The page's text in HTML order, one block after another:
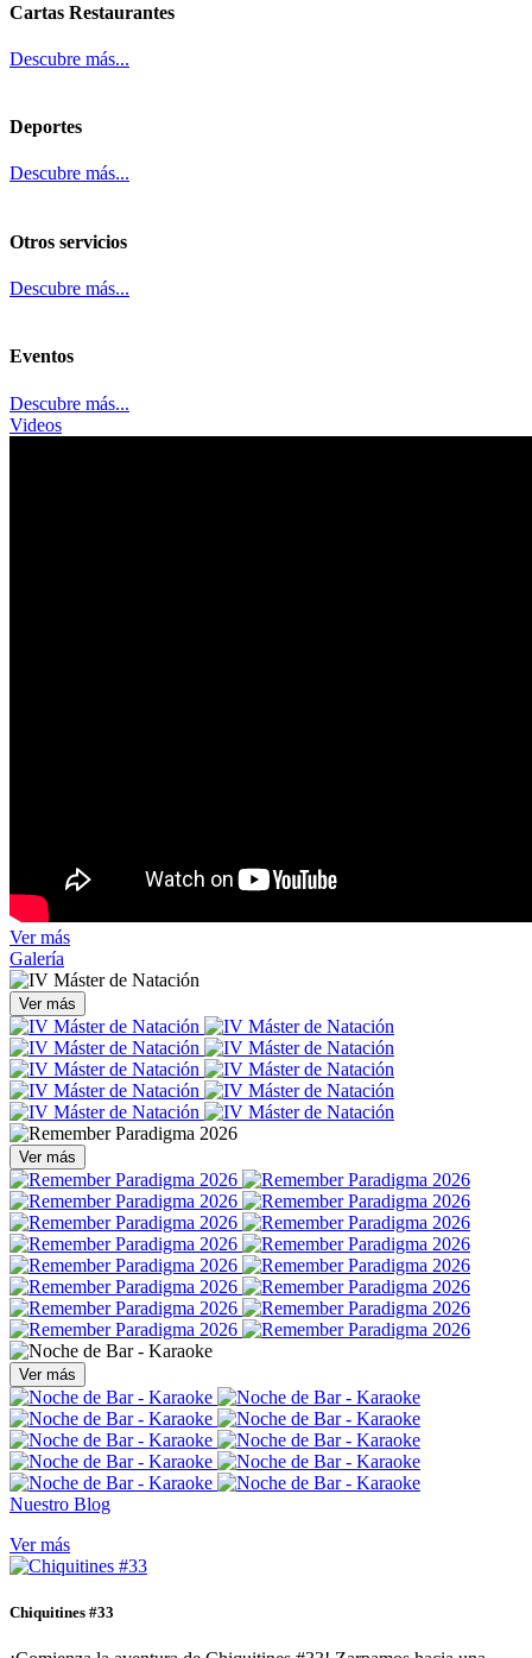
Cartas Restaurantes
Descubre más...
Deportes
Descubre más...
Otros servicios
Descubre más...
Eventos
Descubre más...
Videos
Ver más
Galería
Ver más
Ver más
Ver más
Nuestro Blog
Ver más
Chiquitines #33